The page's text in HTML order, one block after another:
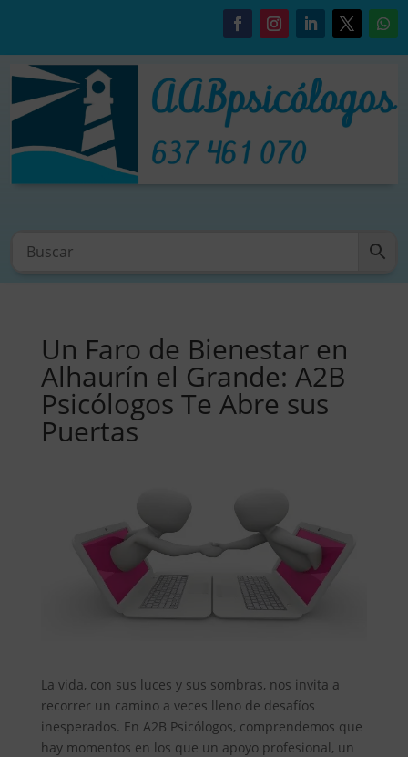
Un Faro de Bienestar en
Alhaurín el Grande: A2B
Psicólogos Te Abre sus
Puertas
La vida, con sus luces y sus sombras, nos invita a
recorrer un camino a veces lleno de desafíos
inesperados. En A2B Psicólogos, comprendemos que
hay momentos en los que un apoyo profesional, un